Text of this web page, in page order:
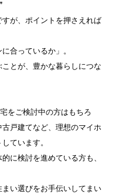
が、ポイントを押さえれば
合っているか」。
とが、豊かな暮らしにつな
をご検討中の方はもちろ
戸建てなど、理想のマイホ
ています。
に検討を進めている方も、
い選びをお手伝いしてまい